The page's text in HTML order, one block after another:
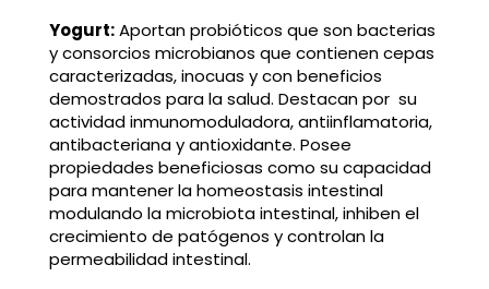
Yogurt:Aportan probióticos que son bacterias
y consorcios microbianos que contienen cepas
caracterizadas, inocuas y con beneficios
demostrados para la salud. Destacan por su
actividad inmunomoduladora, antiinflamatoria,
antibacteriana y antioxidante. Posee
propiedades beneficiosas como su capacidad
para mantener la homeostasis intestinal
modulando la microbiota intestinal, inhiben el
crecimiento de patógenos y controlan la
permeabilidad intestinal.